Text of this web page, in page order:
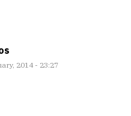
2014 - 23:27